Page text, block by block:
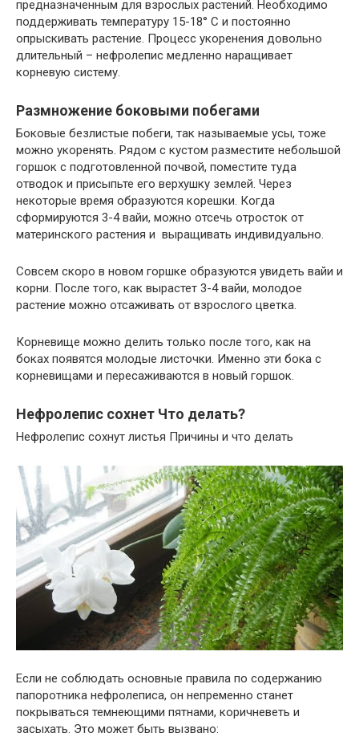
предназначенным для взрослых растений. Необходимо
поддерживать температуру 15-18° С и постоянно
опрыскивать растение. Процесс укоренения довольно
длительный – нефролепис медленно наращивает
корневую систему.
Размножение боковыми побегами
Боковые безлистые побеги, так называемые усы, тоже
можно укоренять. Рядом с кустом разместите небольшой
горшок с подготовленной почвой, поместите туда
отводок и присыпьте его верхушку землей. Через
некоторые время образуются корешки. Когда
сформируются 3-4 вайи, можно отсечь отросток от
материнского растения и выращивать индивидуально.
Совсем скоро в новом горшке образуются увидеть вайи и
корни. После того, как вырастет 3-4 вайи, молодое
растение можно отсаживать от взрослого цветка.
Корневище можно делить только после того, как на
боках появятся молодые листочки. Именно эти бока с
корневищами и пересаживаются в новый горшок.
Нефролепис сохнет Что делать?
Нефролепис сохнут листья Причины и что делать
Если не соблюдать основные правила по содержанию
папоротника нефролеписа, он непременно станет
покрываться темнеющими пятнами, коричневеть и
засыхать. Это может быть вызвано: